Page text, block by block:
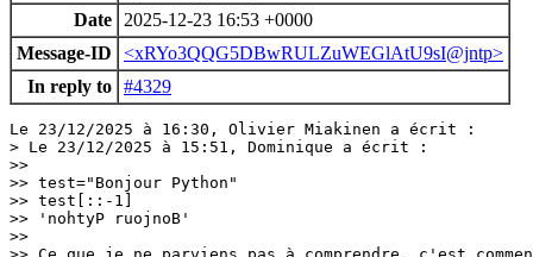
Date
2025-12-23 16:53 +0000
Message-ID
<xRYo3QQG5DBwRULZuWEGlAtU9sI@jntp>
In reply to #4329
Le 23/12/2025 à 16:30, Olivier Miakinen a écrit :
> Le 23/12/2025 à 15:51, Dominique a écrit :
>>
>> test="Bonjour Python"
>> test[::-1]
>> 'nohtyP ruojnoB'
>>